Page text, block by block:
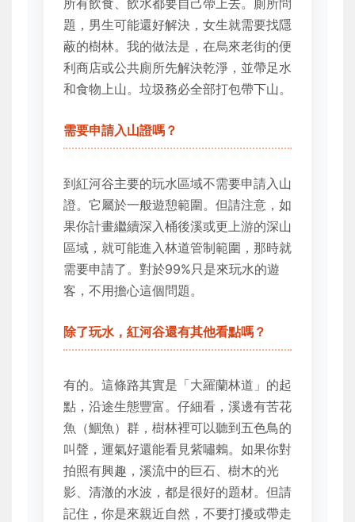
所有飲食、飲水都要自己帶上去。廁所問
題，男生可能還好解決，女生就需要找隱
蔽的樹林。我的做法是，在烏來老街的便
利商店或公共廁所先解決乾淨，並帶足水
和食物上山。垃圾務必全部打包帶下山。
需要申請入山證嗎？
到紅河谷主要的玩水區域不需要申請入山
證。它屬於一般遊憩範圍。但請注意，如
果你計畫繼續深入桶後溪或更上游的深山
區域，就可能進入林道管制範圍，那時就
需要申請了。對於99%只是來玩水的遊
客，不用擔心這個問題。
除了玩水，紅河谷還有其他看點嗎？
有的。這條路其實是「大羅蘭林道」的起
點，沿途生態豐富。仔細看，溪邊有苦花
魚（鯝魚）群，樹林裡可以聽到五色鳥的
叫聲，運氣好還能看見紫嘯鶇。如果你對
拍照有興趣，溪流中的巨石、樹木的光
影、清澈的水波，都是很好的題材。但請
記住，你是來親近自然，不要打擾或帶走